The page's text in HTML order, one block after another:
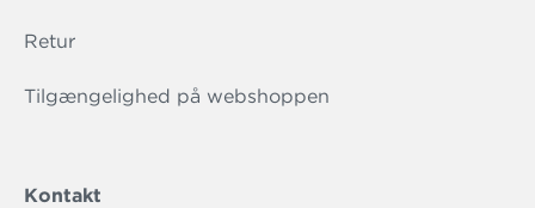
Retur
Tilgængelighed på webshoppen
Kontakt